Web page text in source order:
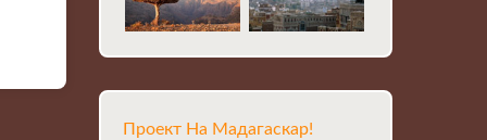
Проект На Мадагаскар!